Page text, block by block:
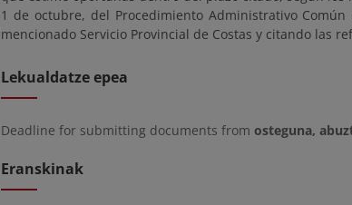
1 de octubre, del Procedimiento Administrativo
mencionado Servicio Provincial de Costas y citando las
Lekualdatze epea
Deadline for submitting documents from osteguna,
Eranskinak